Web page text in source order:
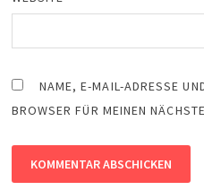
NAME, E-MAIL-ADRESSE
BROWSER FÜR MEINEN